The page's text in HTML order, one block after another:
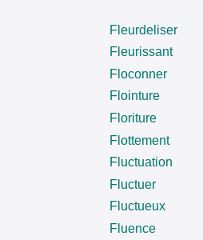
Fleurdeliser
Fleurissant
Floconner
Flointure
Floriture
Flottement
Fluctuation
Fluctuer
Fluctueux
Fluence